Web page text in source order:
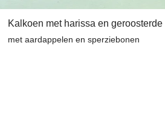
Kalkoen met harissa en geroosterde
met aardappelen en sperziebonen